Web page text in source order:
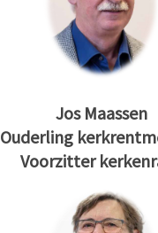
Jos Maassen
Ouderling
Voorzitter